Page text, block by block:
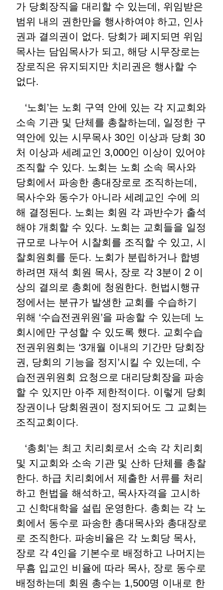
가 당회장직을 대리할 수 있는데, 위임받은
범위 내의 권한만을 행사하여야 하고, 인사
권과 결의권이 없다. 당회가 폐지되면 위임
목사는 담임목사가 되고, 해당 시무장로는
장로직은 유지되지만 치리권은 행사할 수
없다.
‘노회’는 노회 구역 안에 있는 각 지교회와
소속 기관 및 단체를 총찰하는데, 일정한 구
역안에 있는 시무목사 30인 이상과 당회 30
처 이상과 세례교인 3,000인 이상이 있어야
조직할 수 있다. 노회는 노회 소속 목사와
당회에서 파송한 총대장로로 조직하는데,
목사수와 동수가 아니라 세례교인 수에 의
해 결정된다. 노회는 회원 각 과반수가 출석
해야 개회할 수 있다. 노회는 교회들을 일정
규모로 나누어 시찰회를 조직할 수 있고, 시
찰회원회를 둔다. 노회가 분립하거나 합병
하려면 재석 회원 목사, 장로 각 3분이 2 이
상의 결의로 총회에 청원한다. 헌법시행규
정에서는 분규가 발생한 교회를 수습하기
위해 ‘수습전권위원’을 파송할 수 있는데 노
회시에만 구성할 수 있도록 했다. 교회수습
전권위원회는 ‘3개월 이내의 기간만 당회장
권, 당회의 기능을 정지’시킬 수 있는데, 수
습전권위원회 요청으로 대리당회장을 파송
할 수 있지만 아주 제한적이다. 이렇게 당회
장권이나 당회원권이 정지되어도 그 교회는
조직교회이다.
‘총회’는 최고 치리회로서 소속 각 치리회
및 지교회와 소속 기관 및 산하 단체를 총찰
한다. 하급 치리회에서 제출한 서류를 처리
하고 헌법을 해석하고, 목사자격을 고시하
고 신학대학을 설립 운영한다. 총회는 각 노
회에서 동수로 파송한 총대목사와 총대장로
로 조직한다. 파송비율은 각 노회당 목사,
장로 각 4인을 기본수로 배정하고 나머지는
무흠 입교인 비율에 따라 목사, 장로 동수로
배정하는데 회원 총수는 1,500명 이내로 한